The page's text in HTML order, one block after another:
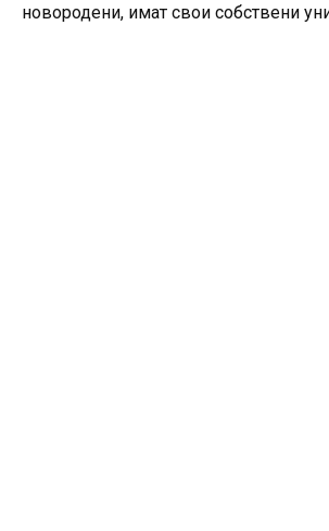
новородени, имат свои собствени